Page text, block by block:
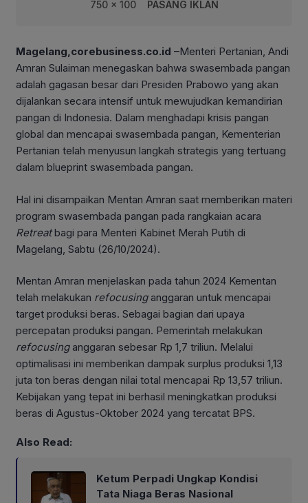
750 x 100 PASANG IKLAN
Magelang,corebusiness.co.id –Menteri Pertanian, Andi
Amran Sulaiman menegaskan bahwa swasembada pangan
adalah gagasan besar dari Presiden Prabowo yang akan
dijalankan secara intensif untuk mewujudkan kemandirian
pangan di Indonesia. Dalam menghadapi krisis pangan
global dan mencapai swasembada pangan, Kementerian
Pertanian telah menyusun langkah strategis yang tertuang
dalam blueprint swasembada pangan.
Hal ini disampaikan Mentan Amran saat memberikan materi
program swasembada pangan pada rangkaian acara
Retreatbagi para Menteri Kabinet Merah Putih di
Magelang, Sabtu (26/10/2024).
Mentan Amran menjelaskan pada tahun 2024 Kementan
telah melakukan refocusinganggaran untuk mencapai
target produksi beras. Sebagai bagian dari upaya
percepatan produksi pangan. Pemerintah melakukan
refocusinganggaran sebesar Rp 1,7 triliun. Melalui
optimalisasi ini memberikan dampak surplus produksi 1,13
juta ton beras dengan nilai total mencapai Rp 13,57 triliun.
Kebijakan yang tepat ini berhasil meningkatkan produksi
beras di Agustus-Oktober 2024 yang tercatat BPS.
Also Read:
Ketum Perpadi Ungkap Kondisi
Tata Niaga Beras Nasional